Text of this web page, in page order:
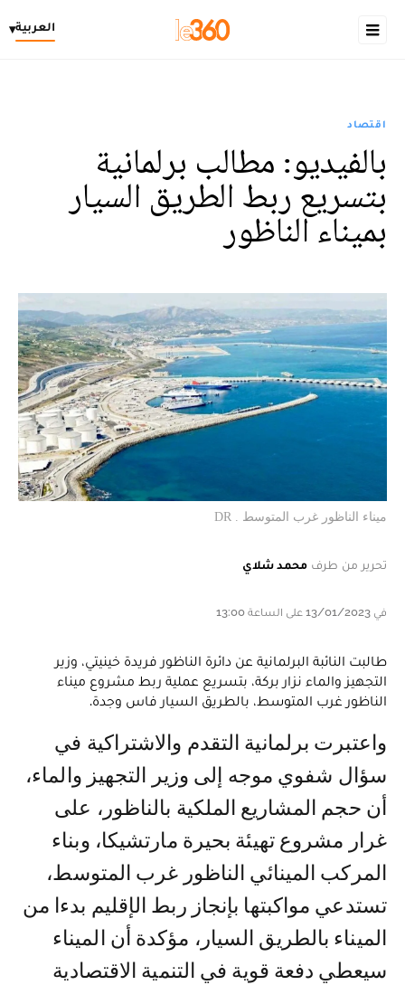
العربية▾
اقتصاد
بالفيديو: مطالب برلمانية
بتسريع ربط الطريق السيار
بميناء الناظور
ميناء الناظور غرب المتوسط . DR
تحرير من طرف محمد شلاي
في 13/01/2023 على الساعة 13:00
طالبت النائبة البرلمانية عن دائرة الناظور فريدة خينيتي، وزير
التجهيز والماء نزار بركة، بتسريع عملية ربط مشروع ميناء
الناظور غرب المتوسط، بالطريق السيار فاس وجدة.
واعتبرت برلمانية التقدم والاشتراكية في
سؤال شفوي موجه إلى وزير التجهيز والماء،
أن حجم المشاريع الملكية بالناظور، على
غرار مشروع تهيئة بحيرة مارتشيكا، وبناء
المركب المينائي الناظور غرب المتوسط،
تستدعي مواكبتها بإنجاز ربط الإقليم بدءا من
الميناء بالطريق السيار، مؤكدة أن الميناء
سيعطي دفعة قوية في التنمية الاقتصادية